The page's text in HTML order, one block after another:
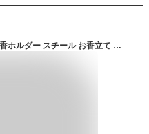
蚊取り線香入れ 蚊取り線香 蚊取り線香ホルダー スチール お香立て 香炉 ひょうたん柄 1個/2個/3個 ブラック フタ付き 蓋 フタ ふた ハンドル 付き キャンドルホルダー 蚊やり かやり ホルダー 入れ ケース オブジェ おしゃれ 北欧 雑貨 インテリア アジアン [10770]